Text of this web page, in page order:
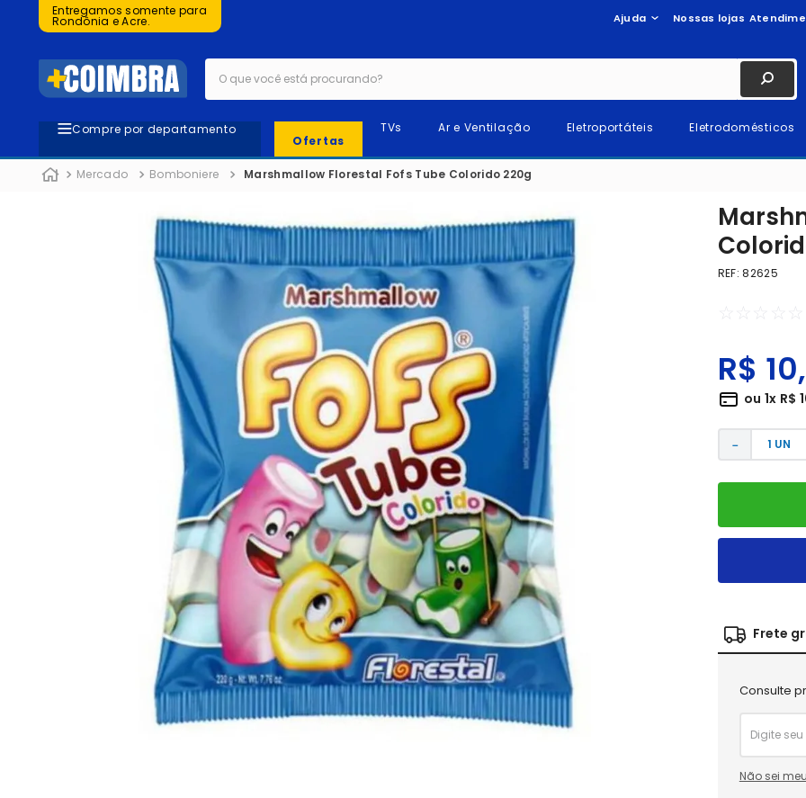
Entregamos somente para
Rondônia e Acre. Ajuda Nossas lojas
O que você está procurando?
Compre por departamento
Ofertas
TVs Ar e Ventilação Eletroportáteis Eletrodomésticos
Mercado Bomboniere Marshmallow Florestal Fofs Tube Colorido 220g
REF:82625
☆ ☆ ☆ ☆ ☆
R$ 10,
ou 1x R$
－
Frete
Consulte
Não sei